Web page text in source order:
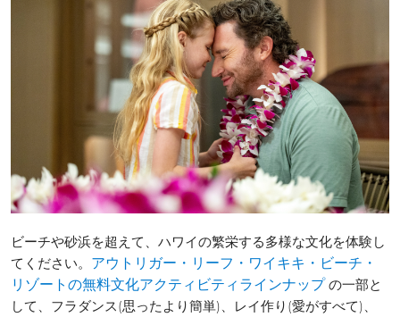
ビーチや砂浜を超えて、ハワイの繁栄する多様な文化を体験し
てください。
アウトリガー・リーフ・ワイキキ・ビーチ・
リゾートの無料文化アクティビティラインナップの一部と
して、フラダンス(思ったより簡単)、レイ作り(愛がすべて)、